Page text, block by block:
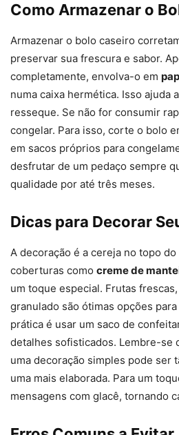
Como Armazenar o
Armazenar o bolo caseiro
preservar sua frescura e sabor.
completamente, envolva-o em
numa caixa hermética. Isso ajuda
resseque. Se não for consumir
congelar. Para isso, corte o bolo
em sacos próprios para
desfrutar de um pedaço sempre
qualidade por até três meses.
Dicas para Decorar
A decoração é a cereja no topo
coberturas como creme de
um toque especial. Frutas
granulado são ótimas opções
prática é usar um saco de
detalhes sofisticados. Lembre-se
uma decoração simples pode ser
uma mais elaborada. Para um
mensagens com glacê, tornando